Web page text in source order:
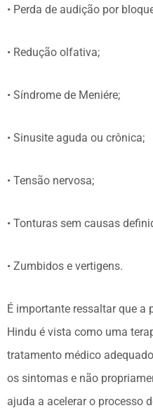
• Perda de audição por
• Redução olfativa;
• Síndrome de Meniére;
• Sinusite aguda ou crônica;
• Tensão nervosa;
• Tonturas sem causas
• Zumbidos e vertigens.
É importante ressaltar que a
Hindu é vista como uma
tratamento médico
os sintomas e não
ajuda a acelerar o processo